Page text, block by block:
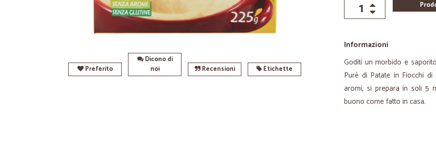
Preferito
Dicono di
noi
Recensioni Etichette
Informazioni
Goditi un morbido e
Purè di Patate in Fiocchi
aromi, si prepara in soli 5
buono come fatto in casa.